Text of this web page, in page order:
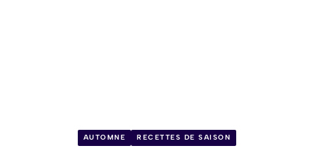
AUTOMNE RECETTES DE SAISON